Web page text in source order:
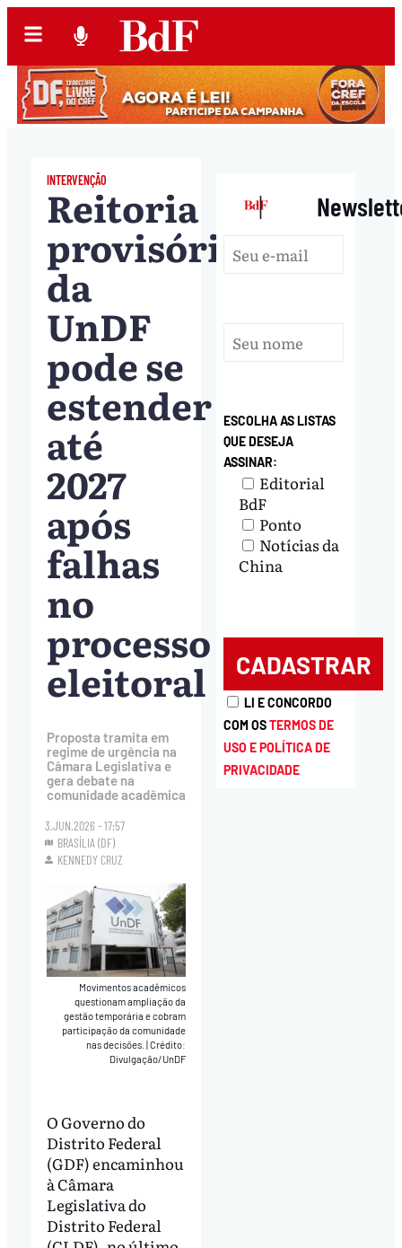
INTERVENÇÃO
Reitoria
provisória
da
UnDF
pode se
estender
até
2027
após
falhas
no
processo
eleitoral
Proposta tramita em
regime de urgência na
Câmara Legislativa e
gera debate na
comunidade acadêmica
3.JUN.2026 - 17:57
BRASÍLIA (DF)
KENNEDY CRUZ
Movimentos acadêmicos
questionam ampliação da
gestão temporária e cobram
participação da comunidade
nas decisões.|Crédito:
Divulgação/UnDF
O Governo do
Distrito Federal
(GDF) encaminhou
à Câmara
Legislativa do
Distrito Federal
|
ESCOLHA AS LISTAS
QUE DESEJA
ASSINAR:
Editorial
BdF
Ponto
Notícias da
China
LI E CONCORDO
COM OSTERMOS DE
USO E POLÍTICA DE
PRIVACIDADE